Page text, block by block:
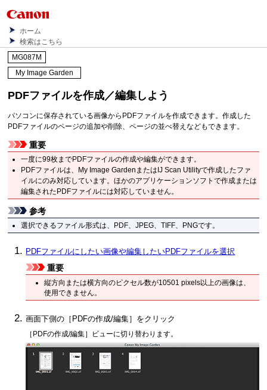
ホーム
検索はこちら
MG087M
My Image Garden
PDFファイルを作成／編集しよう
パソコンに保存されている画像から PDFファイルを作成できます。作成した
PDFファイルのページの追加や削除、ページの並べ替えなどもできます。
重要
一度に99枚までPDFファイルの作成や編集ができます。
PDFファイルは、 My Image Garden または IJ Scan Utilityで作成したファ
イルにのみ対応しています。ほかのアプリケーションソフトで作成または
編集されたPDFファイルには対応していません。
参考
選択できるファイル形式は、 PDF、JPEG、TIFF、 PNGです。
PDFファイルにしたい画像や編集したいPDFファイルを選択
重要
縦方向または横方向のピクセル数が10501 pixels以上の画像は、
使用できません。
画面下側の［ PDFの作成/編集］をクリック
［ PDFの作成/編集］ビューに切り替わります。